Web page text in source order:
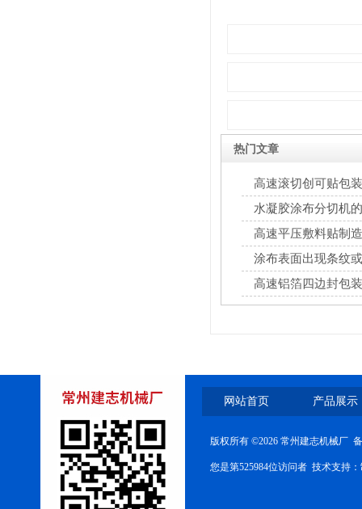
热门文章
高速滚切创可贴包
水凝胶涂布分切机
高速平压敷料贴制
涂布表面出现条纹
解决对策
高速铝箔四边封包
网站首页 产品展示
版权所有 ©2026 常州建志机械厂
您是第525984位访问者 技术支持：